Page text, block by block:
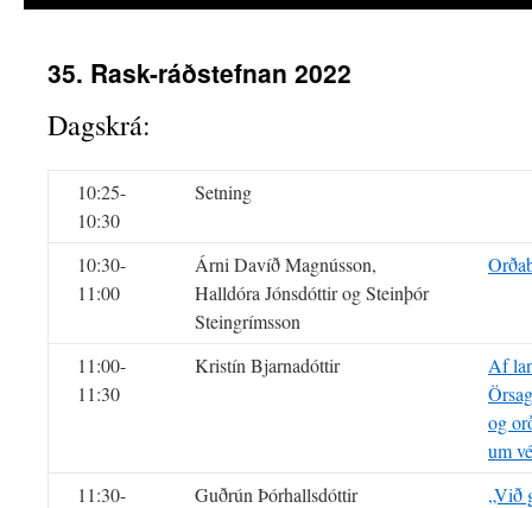
35. Rask-ráðstefnan 2022
Dagskrá:
10:25-
10:30
Setning
10:30-
11:00
Árni Davíð Magnússon,
Halldóra Jónsdóttir og Steinþór
Steingrímsson
11:00-
11:30
Kristín Bjarnadóttir
Af
og
um
11:30-
Guðrún Þórhallsdóttir
„Við